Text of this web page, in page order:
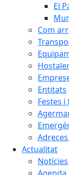
El
Com
Entitats
Festes i
Actualitat
Notícies